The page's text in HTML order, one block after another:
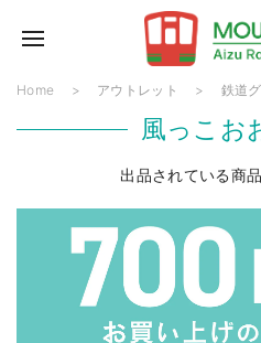
Home アウトレット 鉄道
風っこお
出品されている商